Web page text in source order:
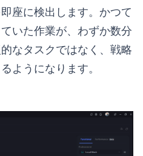
座に検出します。かつて
いた作業が、わずか数分
なタスクではなく、戦略
ようになります。